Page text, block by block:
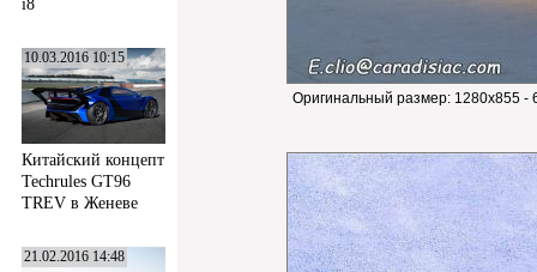
i8
10.03.2016 10:15
Китайский концепт
Techrules GT96
TREV в Женеве
21.02.2016 14:48
Оригинальный размер: 1280x855 -